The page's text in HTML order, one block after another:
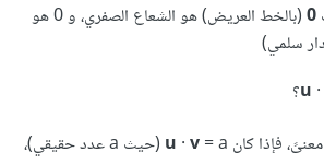
0
(بالخط العريض) هو الشعاع الصفري، و 0 هو
u ·
معنىً، فإذا كان ‎ u ·v
= a (حيث a عدد حقيقي)،